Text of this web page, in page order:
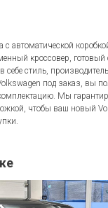
с автоматической
кроссовер,
себе стиль,
под заказ, вы
Мы
чтобы ваш новый